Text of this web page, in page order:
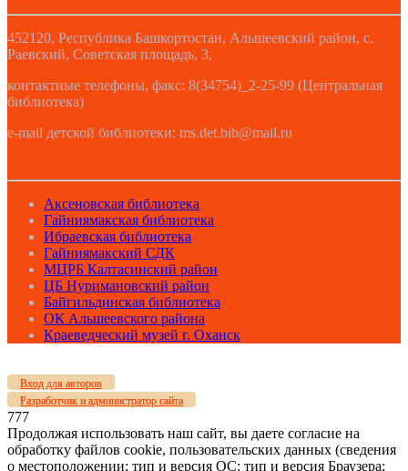
452120, Республика Башкортостан, Альшеевский район, с.
Раевский, Советская площадь, 3,
контактные телефоны, факс: 8(34754)_2-25-99 (Центральная
библиотека)
e-mail детской библиотеки: ms.det.bib@mail.ru
Аксеновская библиотека
Гайниямакская библиотека
Ибраевская библиотека
Гайниямакский СДК
МЦРБ Калтасинский район
ЦБ Нуримановский район
Байгильдинская библиотека
ОК Альшеевского района
Краеведческий музей г. Оханск
Вход для авторов
Разработчик и администратор сайта
777
Продолжая использовать наш сайт, вы даете согласие на
обработку файлов cookie, пользовательских данных (сведения
о местоположении; тип и версия ОС; тип и версия Браузера;